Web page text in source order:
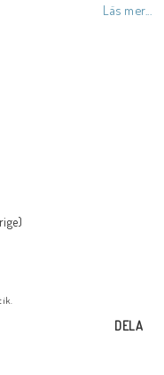
Läs mer...
DELA